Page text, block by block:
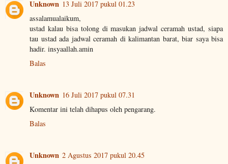
Unknown 13 Juli 2017 pukul 01.23
assalamualaikum,
ustad kalau bisa tolong di masukan jadwal ceramah ustad, siapa
tau ustad ada jadwal ceramah di kalimantan barat, biar saya bisa
hadir. insyaallah.amin
Balas
Unknown 16 Juli 2017 pukul 07.31
Komentar ini telah dihapus oleh pengarang.
Balas
Unknown 2 Agustus 2017 pukul 20.45